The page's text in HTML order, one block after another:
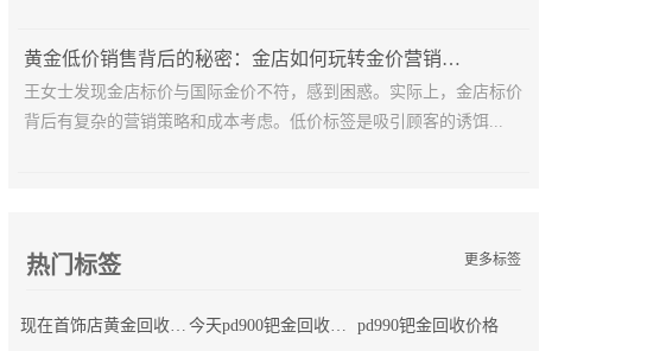
）
日）
黄金低价销售背后的秘密：金店如何玩转金价营销策略？
王女士发现金店标价与国际金价不符，感到困惑。实际上，金店标价
背后有复杂的营销策略和成本考虑。低价标签是吸引顾客的诱饵...
热门标签 更多标签
现在首饰店黄金回收价格 今天pd900钯金回收多少钱一克
pd990钯金回收价格